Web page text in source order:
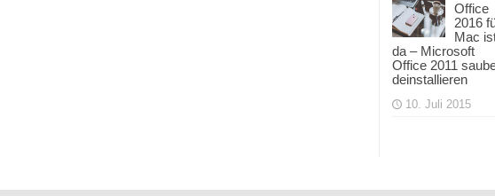
Office
2016
Mac
da – Microsoft
Office 2011
deinstallieren
10. Juli 2015